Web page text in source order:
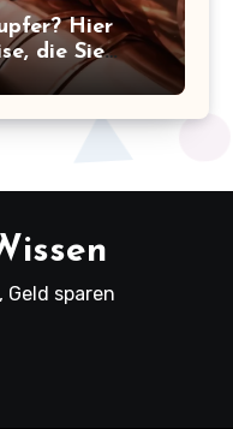
Hier
die Sie
sparen